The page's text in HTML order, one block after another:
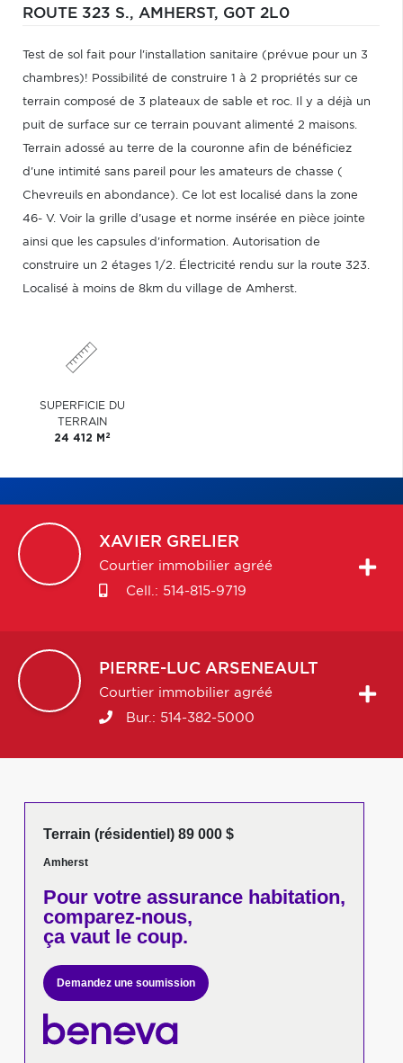
ROUTE 323 S., AMHERST, G0T 2L0
Test de sol fait pour l'installation sanitaire (prévue pour un 3
chambres)! Possibilité de construire 1 à 2 propriétés sur ce
terrain composé de 3 plateaux de sable et roc. Il y a déjà un
puit de surface sur ce terrain pouvant alimenté 2 maisons.
Terrain adossé au terre de la couronne afin de bénéficiez
d'une intimité sans pareil pour les amateurs de chasse (
Chevreuils en abondance). Ce lot est localisé dans la zone
46- V. Voir la grille d'usage et norme insérée en pièce jointe
ainsi que les capsules d'information. Autorisation de
construire un 2 étages 1/2. Électricité rendu sur la route 323.
Localisé à moins de 8km du village de Amherst.
SUPERFICIE DU
TERRAIN
24 412 M 2
XAVIER GRELIER
Courtier immobilier agréé
Cell.: 514-815-9719
PIERRE-LUC ARSENEAULT
Courtier immobilier agréé
Bur.: 514-382-5000
Terrain (résidentiel) 89 000 $
Amherst
Pour votreassurance habitation,
comparez-nous,
ça vaut le coup.
Demandez une soumission